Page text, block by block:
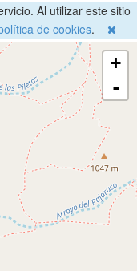
Al utilizar este sitio
de cookies.
+
-